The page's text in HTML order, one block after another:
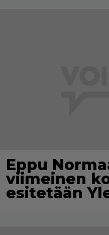
Eppu
viimeinen
esitetään